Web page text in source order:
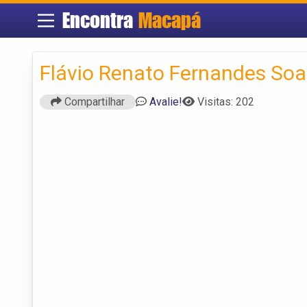
Encontra Macapá
Flávio Renato Fernandes
Compartilhar Avalie! Visitas: 202